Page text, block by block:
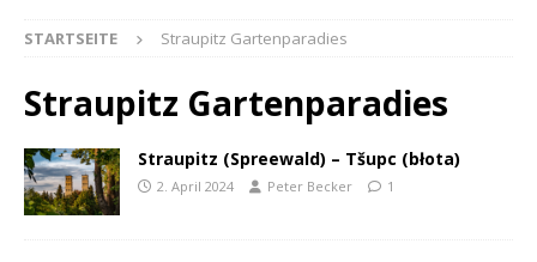
STARTSEITE Straupitz Gartenparadies
Straupitz Gartenparadies
Straupitz (Spreewald) – Tšupc (błota)
2. April 2024 Peter Becker 1